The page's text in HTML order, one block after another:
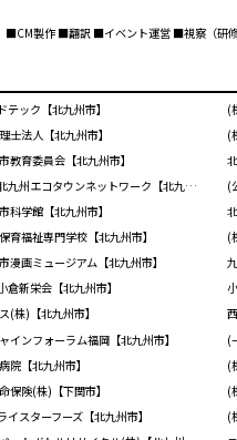
製作 ■翻訳 ■イベント運営 ■視察（研修
テック【北九州市】
(
士法人【北九州市】
(
教育委員会【北九州市】
(一社)北九州エコタウンネットワーク【北九州市】
科学館【北九州市】
育福祉専門学校【北九州市】
(
漫画ミュージアム【北九州市】
倉新栄会【北九州市】
(株)【北九州市】
インフォーラム福岡【北九州市】
(
院【北九州市】
(
保険(株)【下関市】
(
イスターフーズ【北九州市】
(